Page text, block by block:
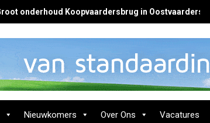
onderhoud Koopvaardersbrug in
Nieuwkomers Over Ons Vacatures